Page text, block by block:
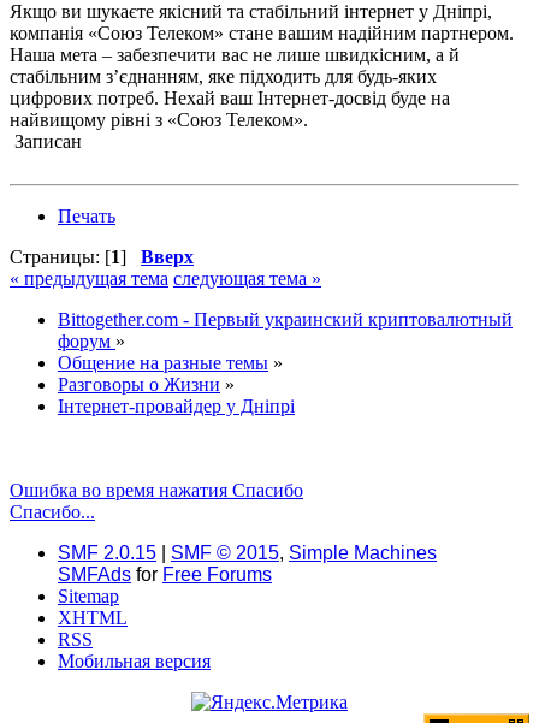
Якщо ви шукаєте якісний та стабільний інтернет у Дніпрі,
компанія «Союз Телеком» стане вашим надійним партнером.
Наша мета – забезпечити вас не лише швидкісним, а й
стабільним з’єднанням, яке підходить для будь-яких
цифрових потреб. Нехай ваш Інтернет-досвід буде на
найвищому рівні з «Союз Телеком».
Записан
Печать
Страницы: [1] Вверх
« предыдущая тема следующая тема »
Bittogether.com - Первый украинский криптовалютный
форум »
Общение на разные темы »
Разговоры о Жизни »
Інтернет-провайдер у Дніпрі
Ошибка во время нажатия Спасибо
Спасибо...
SMF 2.0.15
SMF © 2015, Simple Machines
SMFAds for Free Forums
Sitemap
XHTML
RSS
Мобильная версия